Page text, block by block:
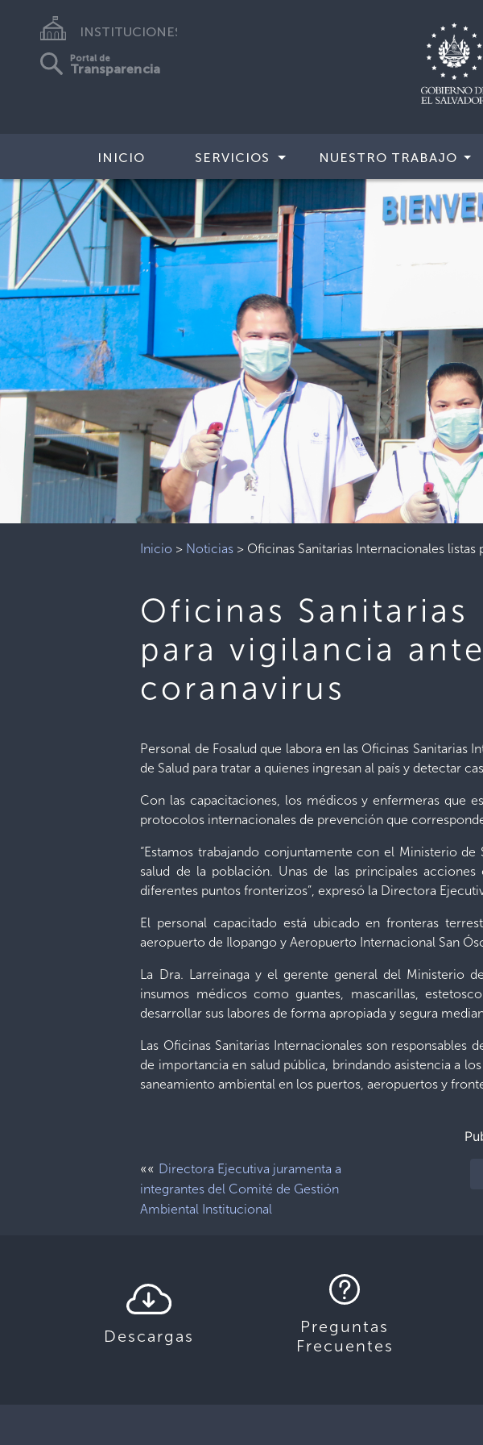
INSTITUCIONES
Portal de
Transparencia
INICIO SERVICIOS NUESTRO TRABAJO
Inicio > Noticias > Oficinas Sanitarias Internacionales
Oficinas
para vigilancia
coranavirus
Personal de Fosalud que labora en las Oficinas
de Salud para tratar a quienes ingresan al país y detectar
Con las capacitaciones, los médicos y enfermeras que
protocolos internacionales de prevención que
“Estamos trabajando conjuntamente con el Ministerio
salud de la población. Unas de las principales
diferentes puntos fronterizos”, expresó la Directora
El personal capacitado está ubicado en fronteras
aeropuerto de Ilopango y Aeropuerto Internacional San
La Dra. Larreinaga y el gerente general del Ministerio
insumos médicos como guantes, mascarillas,
desarrollar sus labores de forma apropiada y segura
Las Oficinas Sanitarias Internacionales son
de importancia en salud pública, brindando asistencia a
saneamiento ambiental en los puertos, aeropuertos y
«« Directora Ejecutiva juramenta a
integrantes del Comité de Gestión
Ambiental Institucional
Descargas
Preguntas
Frecuentes